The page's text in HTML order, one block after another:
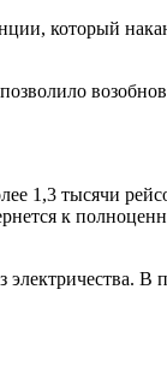
который
1,3 тысячи
к
В